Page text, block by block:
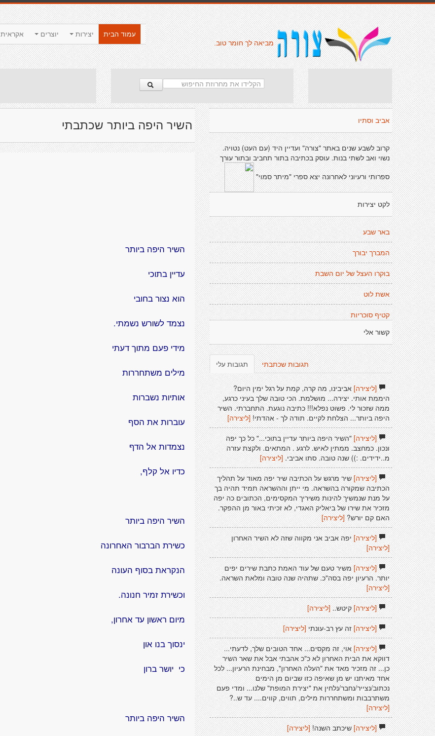
אקראית יוצרים יצירות
עמוד הבית
מביאה לך חומר טוב.
השיר היפה ביותר שכתבתי
השיר היפה ביותר
עדיין בתוכי
הוא נצור בחובי
נצמד לשורש נשמתי.
מידי פעם מתוך דעתי
מילים משתחררות
אותיות נשברות
עוברות את הסף
נצמדות אל הדף
כדיו אל קלף,
השיר היפה ביותר
כשירת הברבור האחרונה
הנקראת בסוף העונה
וכשירת זמיר חנונה.
מיום ראשון עד אחרון,
ינסוך בנו און
כי יושר ברון
השיר היפה ביותר
אביב וסתיו
קרוב לשבע שנים באתר "צורה" ועדיין היד (עם העט) נטויה.
נשוי ואב לשתי בנות. עוסק בכתיבה בתור תחביב ובתור עורך
ספרותי ורעיוני לאחרונה יצא ספרי "מיתר סמוי"
לקט יצירות
באר שבע
המברך יבורך
בוקרו העצל של יום השבת
אשת לוט
קטיף סוכריות
קשור אלי
תגובות עלי תגובות שכתבתי
[ליצירה]אביבינו, מה קרה, קמת על רגל ימין היום?
היממת אותי. יצירה... מושלמת. הכי טובה שלך בעיני כרגע,
ממה שזכור לי. פשוט נפלא!!! כתיבה נוגעת. התחברתי. השיר
היפה ביותר... הצלחת לקיים. תודה לך - אהדתי! [ליצירה]
[ליצירה]"השיר היפה ביותר עדיין בתוכי..." כל כך יפה
ונכון. כמחצב. ממתין לאיש. לרגע . המתאים. ולקצת עזרה
מ..ידידים. :)) שנה טובה. סתו אביבי. [ליצירה]
[ליצירה]שיר מרגש על הכתיבה שיר יפה מאוד על תהליך
הכתיבה שמקורה בהשראה. מי ייתן וההשראה תמיד תהיה בך
על מנת שנמשיך להינות משיריך המקסימים, הכתובים כה יפה
מזכיר את שירו של ביאליק האגדי, לא זכיתי באור מן ההפקר.
האם קם יורש? [ליצירה]
[ליצירה]יפה אביב אני מקווה שזה לא השיר האחרון
[ליצירה]
[ליצירה]משיר טעם של עוד האמת כתבת שירים יפים
יותר. הרעיון יפה בסה"כ. שתהיה שנה טובה ומלאת השראה.
[ליצירה]
[ליצירה]קיטש.. [ליצירה]
[ליצירה]זה עץ רב-עונתי [ליצירה]
[ליצירה]אוי, זה מקסים... אחד הטובים שלך, לדעתי...
דווקא את הבית האחרון לא כ"כ אהבתי אבל את שאר השיר
כן... זה מזכיר מאד את "העלה האחרון", מבחינת הרעיון... לכל
אחד מאיתנו יש מן שאיפה כזו שביום מן הימים
נכתוב/נצייר/נחבר/נלחין את "יצירת המופת" שלנו... ומדי פעם
משתרבבות ומשתחררות מילים, תווים, קווים.... עד ש..?
[ליצירה]
[ליצירה]שיכתב השנה! [ליצירה]